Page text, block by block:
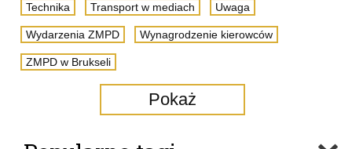
Technika Transport w mediach Uwaga
Wydarzenia ZMPD Wynagrodzenie kierowców
ZMPD w Brukseli
Pokaż